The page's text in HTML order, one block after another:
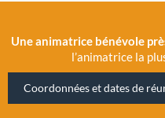
Une animatrice bénévole
l’animatrice la
Coordonnées et dates de